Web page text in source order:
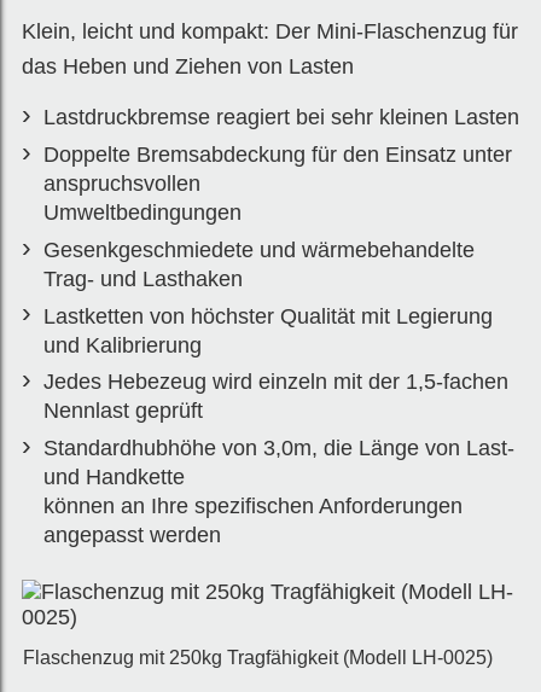
Klein, leicht und kompakt: Der Mini-Flaschenzug für
das Heben und Ziehen von Lasten
Lastdruckbremse reagiert bei sehr kleinen Lasten
Doppelte Bremsabdeckung für den Einsatz unter
anspruchsvollen
Umweltbedingungen
Gesenkgeschmiedete und wärmebehandelte
Trag- und Lasthaken
Lastketten von höchster Qualität mit Legierung
und Kalibrierung
Jedes Hebezeug wird einzeln mit der 1,5-fachen
Nennlast geprüft
Standardhubhöhe von 3,0m, die Länge von Last-
und Handkette
können an Ihre spezifischen Anforderungen
angepasst werden
Flaschenzug mit 250kg Tragfähigkeit (Modell LH-0025)